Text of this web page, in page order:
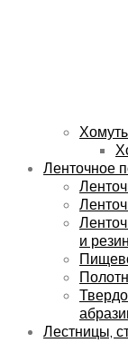
Ленточное
и
Лестницы,